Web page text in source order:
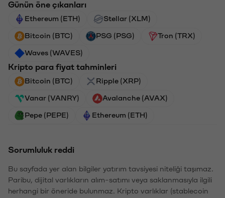
Günün öne çıkanları
Ethereum (ETH) Stellar (XLM)
Bitcoin (BTC) PSG (PSG) Tron (TRX)
Waves (WAVES)
Kripto para fiyat tahminleri
Bitcoin (BTC) Ripple (XRP)
Vanar (VANRY) Avalanche (AVAX)
Pepe (PEPE) Ethereum (ETH)
Sorumluluk reddi
Bu sayfada yer alan bilgiler yatırım tavsiyesi niteliği taşımaz.
Paribu, dijital varlıkların alım-satımı veya saklanmasıyla ilgili
herhangi bir öneride bulunmaz. Kripto varlıklar (stablecoin